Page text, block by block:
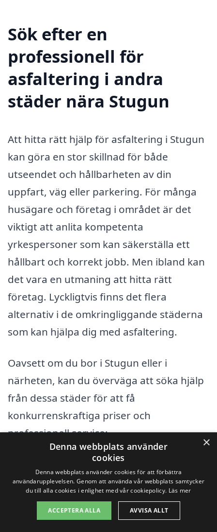
Sök efter en
professionell för
asfaltering i andra
städer nära Stugun
Att hitta rätt hjälp för asfaltering i Stugun
kan göra en stor skillnad för både
utseendet och hållbarheten av din
uppfart, väg eller parkering. För många
husägare och företag i området är det
viktigt att anlita kompetenta
yrkespersoner som kan säkerställa ett
hållbart och korrekt jobb. Men ibland kan
det vara en utmaning att hitta rätt
företag. Lyckligtvis finns det flera
alternativ i de omkringliggande städerna
som kan hjälpa dig med asfaltering.
Oavsett om du bor i Stugun eller i
närheten, kan du överväga att söka hjälp
från dessa städer för att få
konkurrenskraftiga priser och
professionell service:
Krokom
Ånge
×
Denna webbplats använder
cookies
Denna webbplats använder cookies för att förbättra
användarupplevelsen. Genom att använda vår webbplats samtycker
du till alla cookies i enlighet med vår cookiepolicy. Läs mer
ACCEPTERA ALLA AVVISA ALLT